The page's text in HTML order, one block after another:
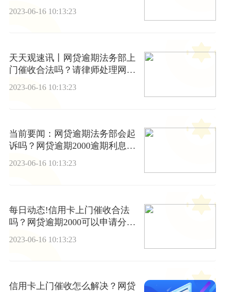
2023-06-16 10:13:23
天天观速讯丨网贷逾期法务部上
门催收合法吗？请律师处理网贷
欠款一般要多少钱？
2023-06-16 10:13:23
当前要闻：网贷逾期法务部会起
诉吗？网贷逾期2000逾期利息是
怎么计算的？
2023-06-16 10:13:23
每日动态!信用卡上门催收合法
吗？网贷逾期2000可以申请分期
2023-06-16 10:13:23
信用卡上门催收怎么解决？网贷